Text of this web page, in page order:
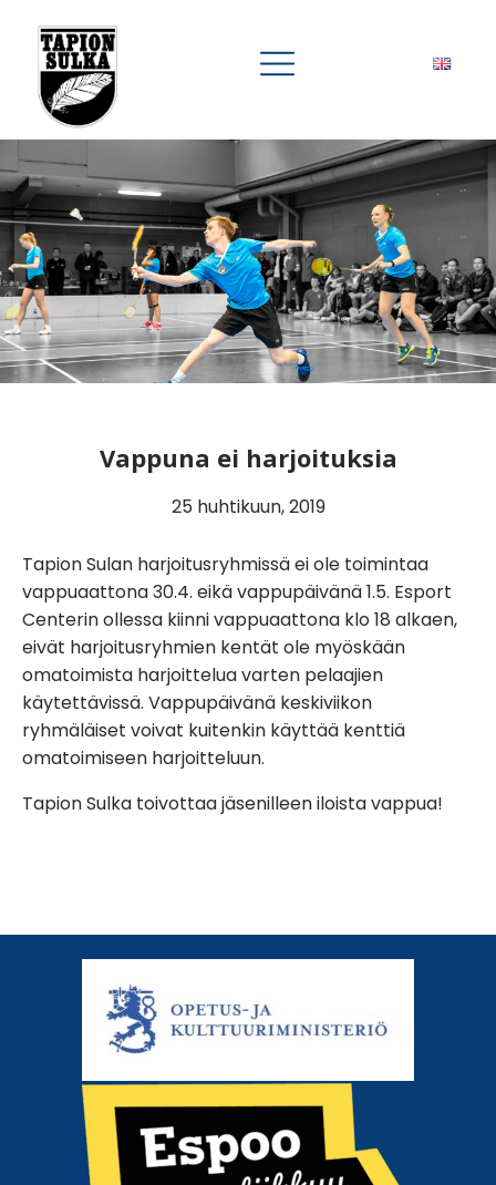
Vappuna ei harjoituksia
25 huhtikuun, 2019
Tapion Sulan harjoitusryhmissä ei ole toimintaa
vappuaattona 30.4. eikä vappupäivänä 1.5. Esport
Centerin ollessa kiinni vappuaattona klo 18 alkaen,
eivät harjoitusryhmien kentät ole myöskään
omatoimista harjoittelua varten pelaajien
käytettävissä. Vappupäivänä keskiviikon
ryhmäläiset voivat kuitenkin käyttää kenttiä
omatoimiseen harjoitteluun.
Tapion Sulka toivottaa jäsenilleen iloista vappua!